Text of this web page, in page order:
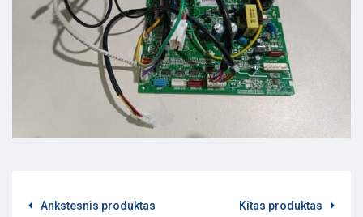
Ankstesnis produktas Kitas produktas